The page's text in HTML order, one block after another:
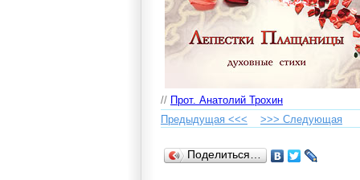
// Прот. Анатолий Трохин
Предыдущая <<<
>>> Cледующая
Поделиться…